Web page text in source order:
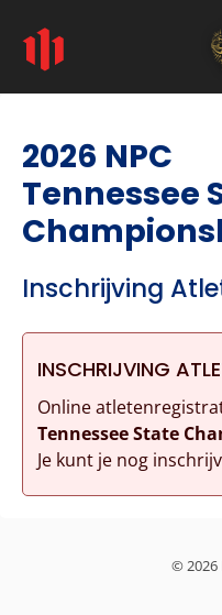
2026 NPC
Tennessee
Inschrijving
INSCHRIJVING
Online
Tennessee State
Je kunt je nog
© 2026